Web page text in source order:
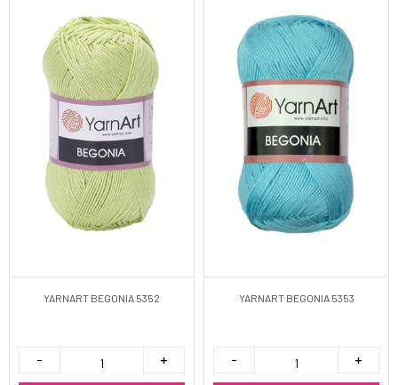
YARNART BEGONIA 5352 YARNART BEGONIA 5353